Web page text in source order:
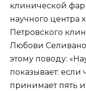
клинической
научного центра
Петровского
Любови
этому поводу:
показывает: если
принимает пять